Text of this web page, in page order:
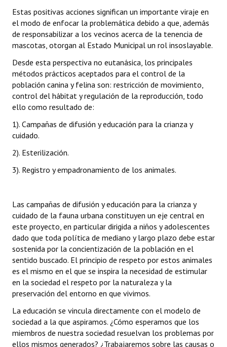
Estas positivas acciones significan un importante viraje en
el modo de enfocar la problemática debido a que, además
de responsabilizar a los vecinos acerca de la tenencia de
mascotas, otorgan al Estado Municipal un rol insoslayable.
Desde esta perspectiva no eutanásica, los principales
métodos prácticos aceptados para el control de la
población canina y felina son: restricción de movimiento,
control del hábitat y regulación de la reproducción, todo
ello como resultado de:
1). Campañas de difusión y educación para la crianza y
cuidado.
2). Esterilización.
3). Registro y empadronamiento de los animales.
Las campañas de difusión y educación para la crianza y
cuidado de la fauna urbana constituyen un eje central en
este proyecto, en particular dirigida a niños y adolescentes
dado que toda política de mediano y largo plazo debe estar
sostenida por la concientización de la población en el
sentido buscado. El principio de respeto por estos animales
es el mismo en el que se inspira la necesidad de estimular
en la sociedad el respeto por la naturaleza y la
preservación del entorno en que vivimos.
La educación se vincula directamente con el modelo de
sociedad a la que aspiramos. ¿Cómo esperamos que los
miembros de nuestra sociedad resuelvan los problemas por
ellos mismos generados? ¿Trabajaremos sobre las causas o